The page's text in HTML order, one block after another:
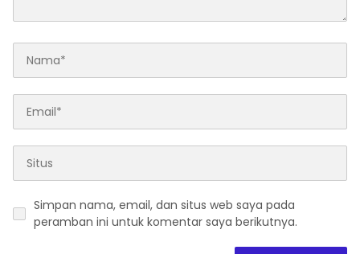
Simpan nama, email, dan situs web saya pada
peramban ini untuk komentar saya berikutnya.